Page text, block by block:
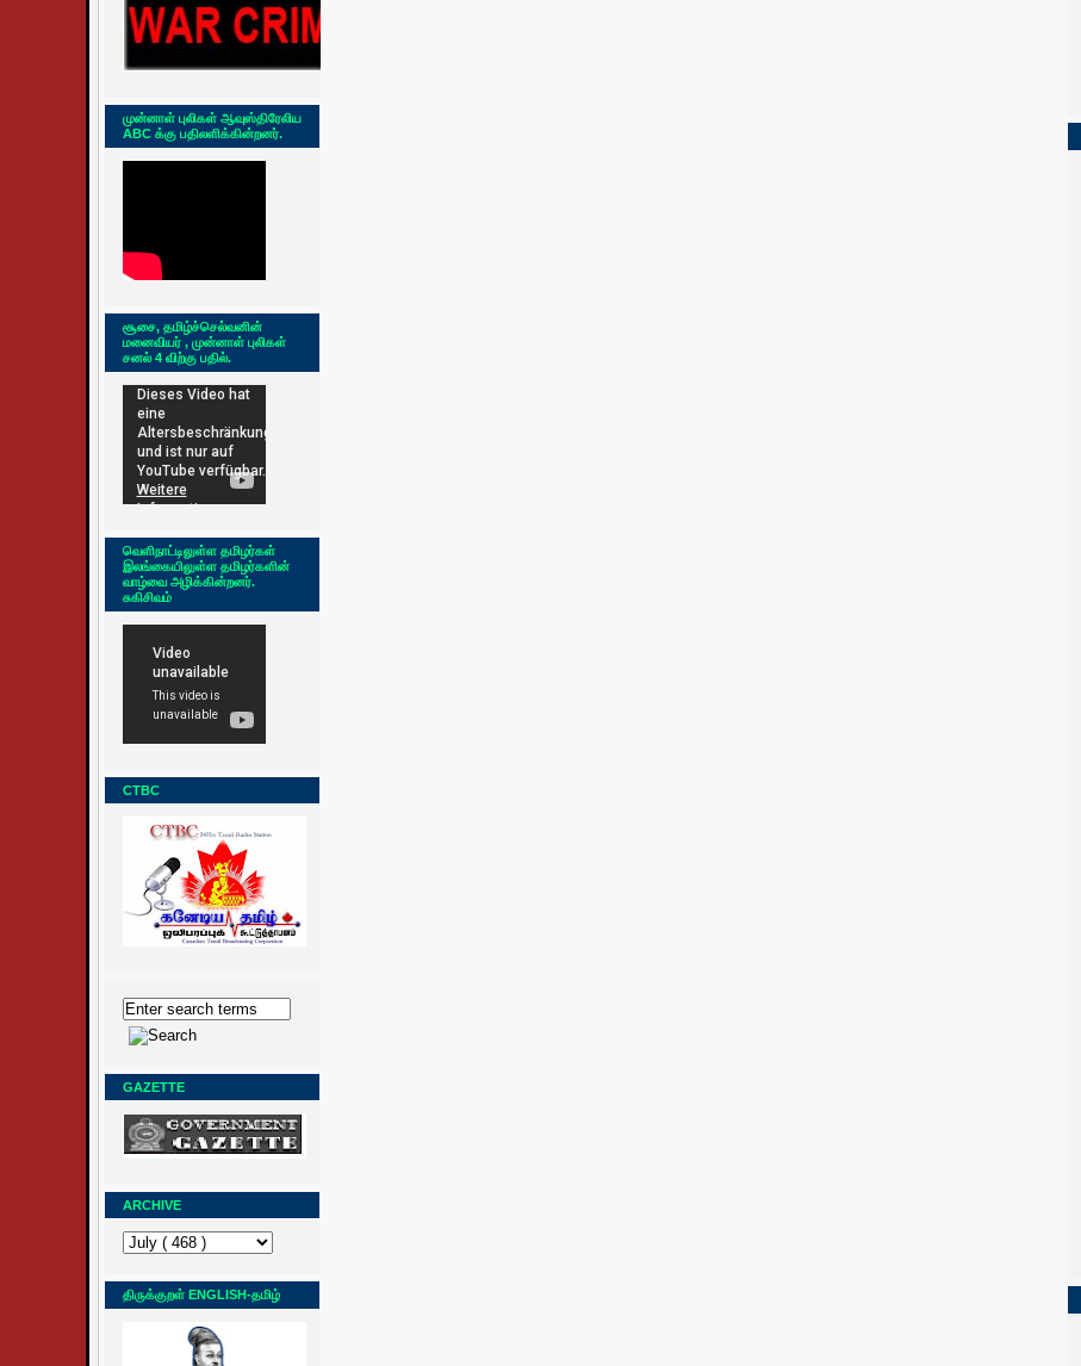
முன்னாள் புலிகள் ஆவுஸ்திரேலிய
ABC க்கு பதிலளிக்கின்றனர்.
சூசை, தமிழ்ச்செல்வனின்
மனைவியர் , முன்னாள் புலிகள்
சனல் 4 விற்கு பதில்.
வெளிநாட்டிலுள்ள தமிழர்கள்
இலங்கையிலுள்ள தமிழர்களின்
வாழ்வை அழிக்கின்றனர்.
சுகிசிவம்
CTBC
GAZETTE
ARCHIVE
திருக்குறள் ENGLISH-தமிழ்